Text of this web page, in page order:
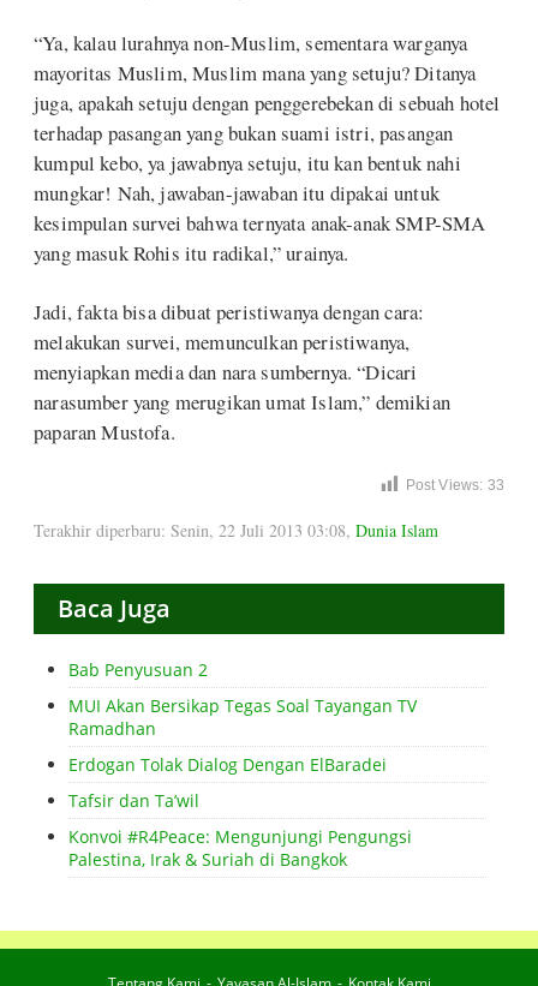
“Ya, kalau lurahnya non-Muslim, sementara warganya
mayoritas Muslim, Muslim mana yang setuju? Ditanya
juga, apakah setuju dengan penggerebekan di sebuah hotel
terhadap pasangan yang bukan suami istri, pasangan
kumpul kebo, ya jawabnya setuju, itu kan bentuk nahi
mungkar! Nah, jawaban-jawaban itu dipakai untuk
kesimpulan survei bahwa ternyata anak-anak SMP-SMA
yang masuk Rohis itu radikal,” urainya.
Jadi, fakta bisa dibuat peristiwanya dengan cara:
melakukan survei, memunculkan peristiwanya,
menyiapkan media dan nara sumbernya. “Dicari
narasumber yang merugikan umat Islam,” demikian
paparan Mustofa.
Post Views: 33
Terakhir diperbaru: Senin, 22 Juli 2013 03:08, Dunia Islam
Baca Juga
Bab Penyusuan 2
MUI Akan Bersikap Tegas Soal Tayangan TV
Ramadhan
Erdogan Tolak Dialog Dengan ElBaradei
Tafsir dan Ta’wil
Konvoi #R4Peace: Mengunjungi Pengungsi
Palestina, Irak & Suriah di Bangkok